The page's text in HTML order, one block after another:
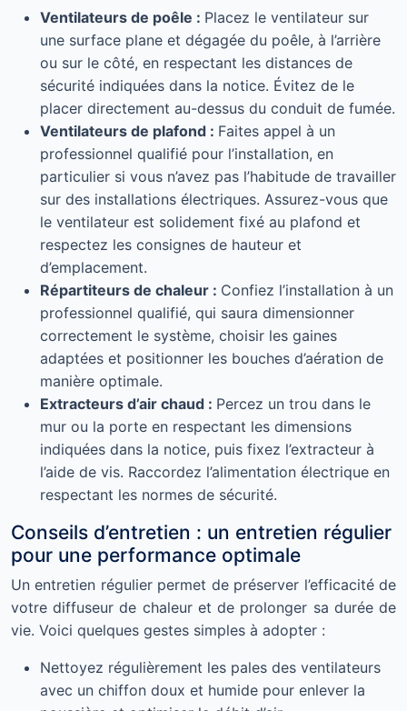
Ventilateurs de poêle : Placez le ventilateur sur
une surface plane et dégagée du poêle, à l’arrière
ou sur le côté, en respectant les distances de
sécurité indiquées dans la notice. Évitez de le
placer directement au-dessus du conduit de fumée.
Ventilateurs de plafond : Faites appel à un
professionnel qualifié pour l’installation, en
particulier si vous n’avez pas l’habitude de travailler
sur des installations électriques. Assurez-vous que
le ventilateur est solidement fixé au plafond et
respectez les consignes de hauteur et
d’emplacement.
Répartiteurs de chaleur : Confiez l’installation à un
professionnel qualifié, qui saura dimensionner
correctement le système, choisir les gaines
adaptées et positionner les bouches d’aération de
manière optimale.
Extracteurs d’air chaud : Percez un trou dans le
mur ou la porte en respectant les dimensions
indiquées dans la notice, puis fixez l’extracteur à
l’aide de vis. Raccordez l’alimentation électrique en
respectant les normes de sécurité.
Conseils d’entretien : un entretien régulier
pour une performance optimale
Un entretien régulier permet de préserver l’efficacité de
votre diffuseur de chaleur et de prolonger sa durée de
vie. Voici quelques gestes simples à adopter :
Nettoyez régulièrement les pales des ventilateurs
avec un chiffon doux et humide pour enlever la